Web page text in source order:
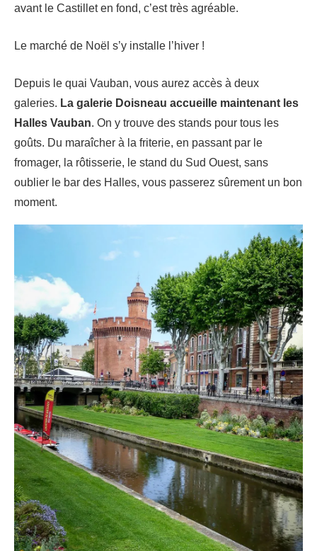
avant le Castillet en fond, c’est très agréable.
Le marché de Noël s’y installe l’hiver !
Depuis le quai Vauban, vous aurez accès à deux
galeries. La galerie Doisneau accueille maintenant les
Halles Vauban. On y trouve des stands pour tous les
goûts. Du maraîcher à la friterie, en passant par le
fromager, la rôtisserie, le stand du Sud Ouest, sans
oublier le bar des Halles, vous passerez sûrement un bon
moment.